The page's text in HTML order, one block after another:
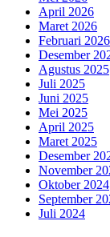
April 2026
Maret 2026
Februari 2026
Desember
Agustus 2025
Juli 2025
Juni 2025
Mei 2025
April 2025
Maret 2025
Desember
November
Oktober 2024
September
Juli 2024